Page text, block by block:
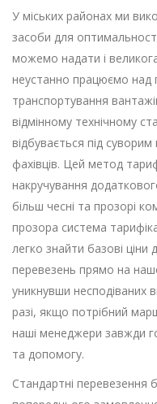
У міських районах ми
засоби для
можемо надати і
неустанно працюємо над
транспортування
відмінному технічному
відбувається під
фахівців. Цей метод
накручування
більш чесні та прозорі
прозора система
легко знайти базові ціни
перевезень прямо на
уникнувши несподіваних
разі, якщо потрібний
наші менеджери завжди
та допомогу.
Стандартні перевезення